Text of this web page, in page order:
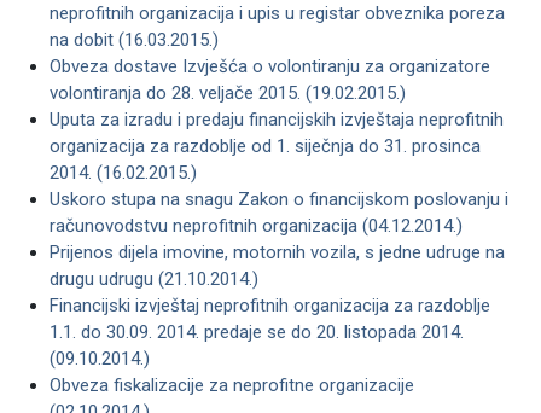
neprofitnih organizacija i upis u registar obveznika poreza
na dobit (16.03.2015.)
Obveza dostave Izvješća o volontiranju za organizatore
volontiranja do 28. veljače 2015. (19.02.2015.)
Uputa za izradu i predaju financijskih izvještaja neprofitnih
organizacija za razdoblje od 1. siječnja do 31. prosinca
2014. (16.02.2015.)
Uskoro stupa na snagu Zakon o financijskom poslovanju i
računovodstvu neprofitnih organizacija (04.12.2014.)
Prijenos dijela imovine, motornih vozila, s jedne udruge na
drugu udrugu (21.10.2014.)
Financijski izvještaj neprofitnih organizacija za razdoblje
1.1. do 30.09. 2014. predaje se do 20. listopada 2014.
(09.10.2014.)
Obveza fiskalizacije za neprofitne organizacije